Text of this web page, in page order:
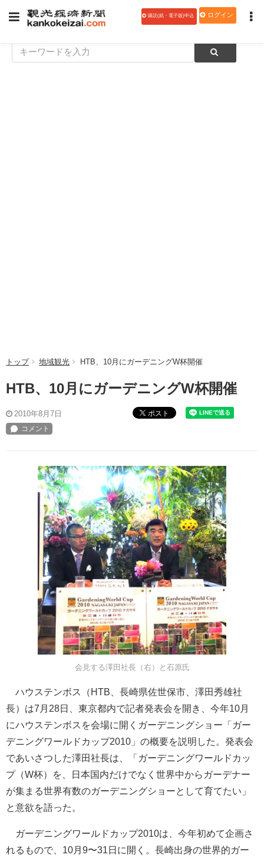
購読(紙・電子版)申込 ログイン
トップ 地域観光 HTB、10月にガーデニングW杯開催
HTB、10月にガーデニングW杯開催
2010年8月7日 ポスト
会見する澤田社長（右）と石原氏
ハウステンボス（HTB、長崎県佐世保市、澤田秀雄社
長）は7月28日、東京都内で記者発表会を開き、今年10月
にハウステンボスを会場に開くガーデニングショー「ガー
デニングワールドカップ2010」の概要を説明した。発表会
であいさつした澤田社長は、「ガーデニングワールドカッ
プ（W杯）を、日本国内だけでなく世界中からガーデナー
が集まる世界有数のガーデニングショーとして育てたい」
と意欲を語った。
ガーデニングワールドカップ2010は、今年初めて企画さ
れるもので、10月9〜31日に開く。長崎出身の世界的ガー